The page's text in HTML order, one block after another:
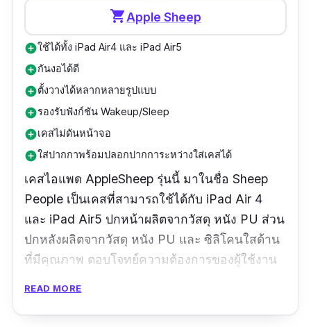
shopping_cartApple Sheep
add_circleใช้ได้ทั้ง iPad Air4 และ iPad Air5
add_circleกันงอได้ดี
add_circleตั้งวางได้หลากหลายรูปแบบ
add_circleรองรับฟังก์ชัน Wakeup/Sleep
add_circleเคสไม่ดันหน้าจอ
add_circleใส่ปากกาพร้อมปลอกปากการะหว่างใส่เคสได้
เคสไอแพด AppleSheep รุ่นนี้ มาในชื่อ Sheep
People เป็นเคสที่สามารถใช้ได้กับ iPad Air 4
และ iPad Air5 ปกหน้าผลิตจากวัสดุ หนัง PU ส่วน
ปกหลังผลิตจากวัสดุ หนัง PU และ ซิลิโคนใสด้าน
ที่มีคุณภาพ ตอบโจทย์ความต้องการของผู้ใช้งาน
READ MORE